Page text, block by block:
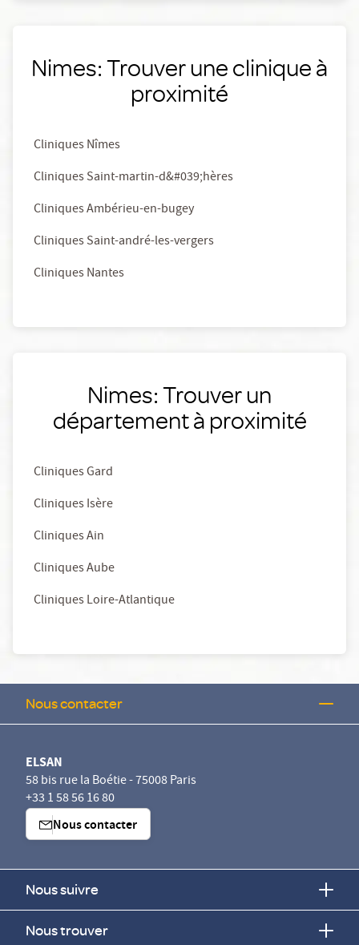
Nimes: Trouver une clinique à
proximité
Cliniques Nîmes
Cliniques Saint-martin-d&#039;hères
Cliniques Ambérieu-en-bugey
Cliniques Saint-andré-les-vergers
Cliniques Nantes
Nimes: Trouver un
département à proximité
Cliniques Gard
Cliniques Isère
Cliniques Ain
Cliniques Aube
Cliniques Loire-Atlantique
Nous contacter
ELSAN
58 bis rue la Boétie - 75008 Paris
+33 1 58 56 16 80
Nous contacter
Nous suivre
Nous trouver